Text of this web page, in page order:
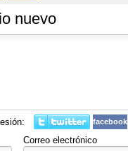
nuevo
facebook
Correo electrónico